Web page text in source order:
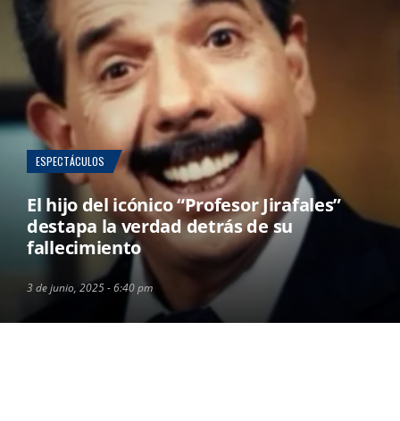
ESPECTÁCULOS
El hijo del icónico “Profesor Jirafales”
destapa la verdad detrás de su
fallecimiento
3 de junio, 2025 - 6:40 pm